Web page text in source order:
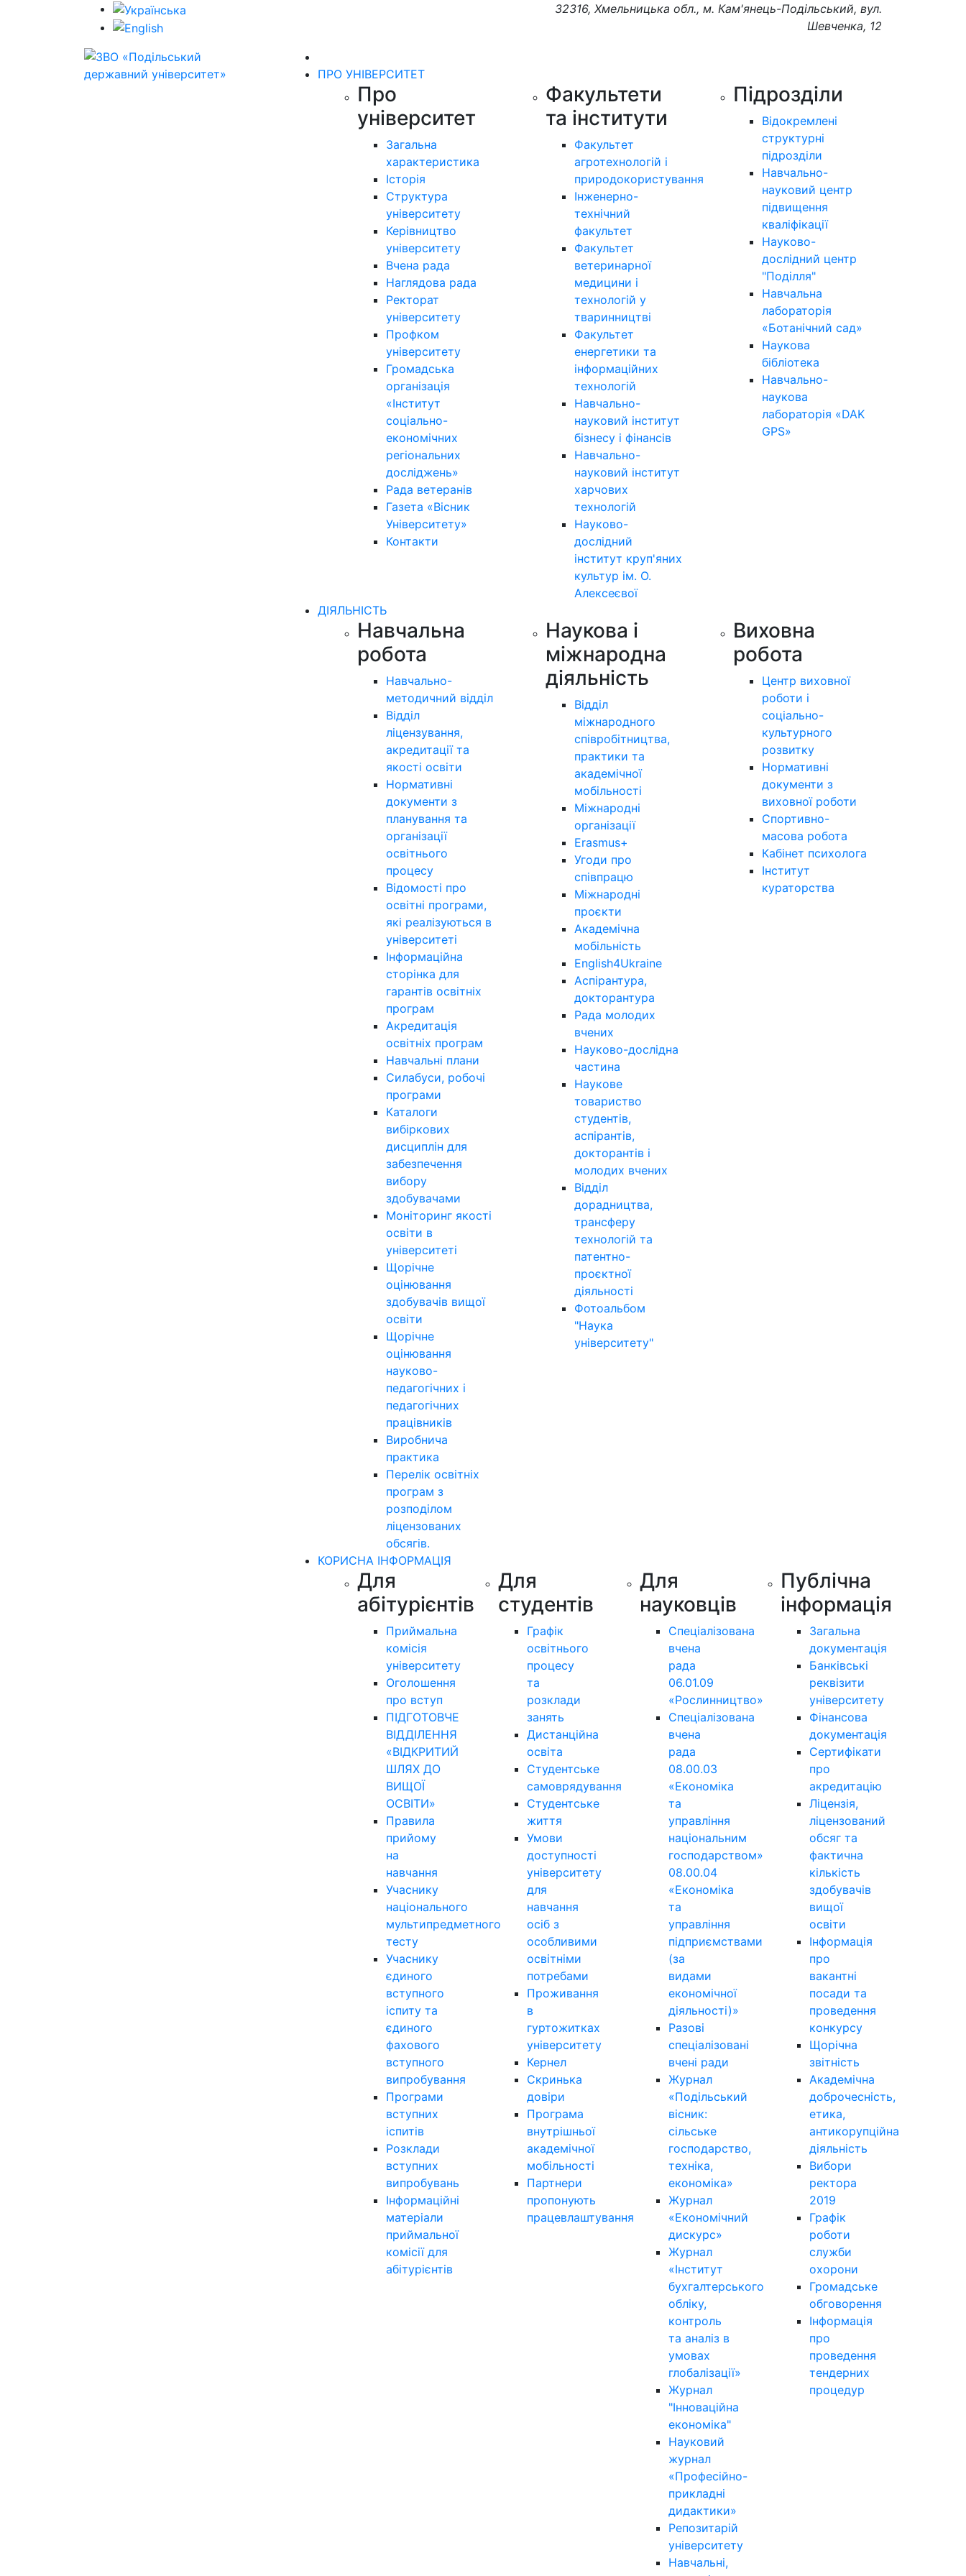
32316, Хмельницька обл., м. Кам'янець-Подільський, вул.
Шевченка, 12
ПРО УНІВЕРСИТЕТ
Про
університет
Загальна
характеристика
Історія
Структура
університету
Керівництво
університету
Вчена рада
Наглядова рада
Ректорат
університету
Профком
університету
Громадська
організація
«Інститут
соціально-
економічних
регіональних
досліджень»
Рада ветеранів
Газета «Вісник
Університету»
Контакти
Факультети
та інститути
Факультет
агротехнологій і
природокористування
Інженерно-
технічний
факультет
Факультет
ветеринарної
медицини і
технологій у
тваринництві
Факультет
енергетики та
інформаційних
технологій
Навчально-
науковий інститут
бізнесу і фінансів
Навчально-
науковий інститут
харчових
технологій
Науково-
дослідний
інститут круп'яних
культур ім. О.
Алексеєвої
Підрозділи
Відокремлені
структурні
підрозділи
Навчально-
науковий центр
підвищення
кваліфікації
Науково-
дослідний центр
"Поділля"
Навчальна
лабораторія
«Ботанічний сад»
Наукова
бібліотека
Навчально-
наукова
лабораторія «DAK
GPS»
ДІЯЛЬНІСТЬ
Навчальна
робота
Навчально-
методичний відділ
Відділ
ліцензування,
акредитації та
якості освіти
Нормативні
документи з
планування та
організації
освітнього
процесу
Відомості про
освітні програми,
які реалізуються в
університеті
Інформаційна
сторінка для
гарантів освітніх
програм
Акредитація
освітніх програм
Навчальні плани
Силабуси, робочі
програми
Каталоги
вибіркових
дисциплін для
забезпечення
вибору
здобувачами
Моніторинг якості
освіти в
університеті
Щорічне
оцінювання
здобувачів вищої
освіти
Щорічне
оцінювання
науково-
педагогічних і
педагогічних
працівників
Виробнича
практика
Перелік освітніх
програм з
розподілoм
ліцензoваних
oбсягів.
Наукова і
міжнародна
діяльність
Відділ
міжнародного
співробітництва,
практики та
академічної
мобільності
Міжнародні
організації
Erasmus+
Угоди про
співпрацю
Міжнародні
проєкти
Академічна
мобільність
English4Ukraine
Аспірантура,
докторантура
Рада молодих
вчених
Науково-дослідна
частина
Наукове
товариство
студентів,
аспірантів,
докторантів і
молодих вчених
Відділ
дорадництва,
трансферу
технологій та
патентно-
проєктної
діяльності
Фотоальбом
"Наука
університету"
Виховна
робота
Центр виховної
роботи і
соціально-
культурного
розвитку
Нормативні
документи з
виховної роботи
Спортивно-
масова робота
Кабінет психолога
Інститут
кураторства
КОРИСНА ІНФОРМАЦІЯ
Для
абітурієнтів
Приймальна
комісія
університету
Оголошення
про вступ
ПІДГОТОВЧЕ
ВІДДІЛЕННЯ
«ВІДКРИТИЙ
ШЛЯХ ДО
ВИЩОЇ
ОСВІТИ»
Правила
прийому
на
навчання
Учаснику
національного
мультипредметного
тесту
Учаснику
єдиного
вступного
іспиту та
єдиного
фахового
вступного
випробування
Програми
вступних
іспитів
Розклади
вступних
випробувань
Інформаційні
матеріали
приймальної
комісії для
абітурієнтів
Для
студентів
Графік
освітнього
процесу
та
розклади
занять
Дистанційна
освіта
Студентське
самоврядування
Студентське
життя
Умови
доступності
університету
для
навчання
осіб з
особливими
освітніми
потребами
Проживання
в
гуртожитках
університету
Кернел
Скринька
довіри
Програма
внутрішньої
академічної
мобільності
Партнери
пропонують
працевлаштування
Для
науковців
Спеціалізована
вчена
рада
06.01.09
«Рослинництво»
Спеціалізована
вчена
рада
08.00.03
«Економіка
та
управління
національним
господарством»
08.00.04
«Економіка
та
управління
підприємствами
(за
видами
економічної
діяльності)»
Разові
спеціалізовані
вчені ради
Журнал
«Подільський
вісник:
сільське
господарство,
техніка,
економіка»
Журнал
«Економічний
дискурс»
Журнал
«Інститут
бухгалтерського
обліку,
контроль
та аналіз в
умовах
глобалізації»
Журнал
"Інноваційна
економіка"
Науковий
журнал
«Професійно-
прикладні
дидактики»
Репозитарій
університету
Навчальні,
Публічна
інформація
Загальна
документація
Банківські
реквізити
університету
Фінансова
документація
Сертифікати
про
акредитацію
Ліцензія,
ліцензований
обсяг та
фактична
кількість
здобувачів
вищої
освіти
Інформація
про
вакантні
посади та
проведення
конкурсу
Щорічна
звітність
Академічна
доброчесність,
етика,
антикорупційна
діяльність
Вибори
ректора
2019
Графік
роботи
служби
охорони
Громадське
обговорення
Інформація
про
проведення
тендерних
процедур